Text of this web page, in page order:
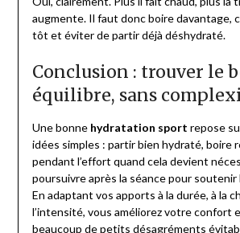
augmente. Il faut donc boire davantage,
tôt et éviter de partir déjà déshydraté.
Conclusion : trouver le
équilibre, sans
Une bonne hydratation sport repose
idées simples : partir bien hydraté, boire
pendant l’effort quand cela devient
poursuivre après la séance pour
En adaptant vos apports à la durée, à la
l’intensité, vous améliorez votre confort
beaucoup de petits désagréments